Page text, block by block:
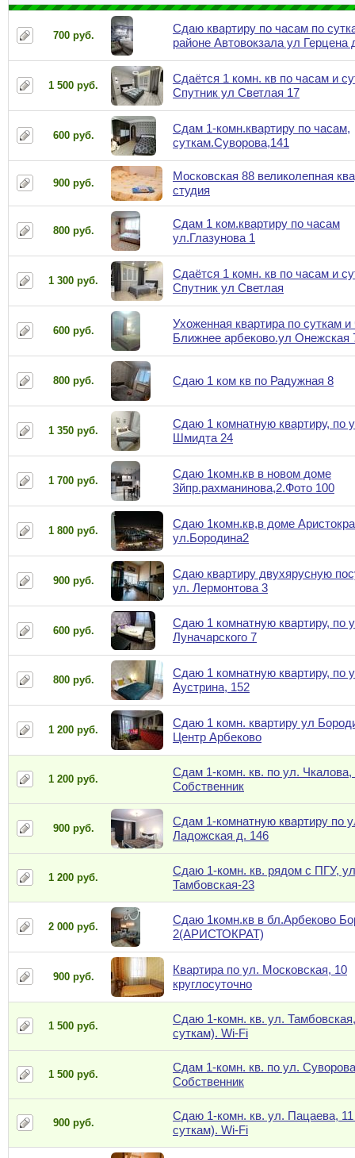
700 руб.
Сдаю квартиру по часам по
районе Автовокзала ул Герцена
1 500 руб.
Сдаётся 1 комн. кв по часам и
Спутник ул Светлая 17
600 руб.
Сдам 1-комн.квартиру по часам,
суткам.Суворова,141
900 руб.
Московская 88 великолепная
студия
800 руб.
Сдам 1 ком.квартиру по часам
ул.Глазунова 1
1 300 руб.
Сдаётся 1 комн. кв по часам и
Спутник ул Светлая
600 руб.
Ухоженная квартира по суткам
Ближнее арбеково.ул Онежская
800 руб. Сдаю 1 ком кв по Радужная 8
1 350 руб.
Сдаю 1 комнатную квартиру, по
Шмидта 24
1 700 руб.
Сдаю 1комн.кв в новом доме
3йпр.рахманинова,2.Фото 100
1 800 руб.
Сдаю 1комн.кв,в доме
ул.Бородина2
900 руб.
Сдаю квартиру двухярусную
ул. Лермонтова 3
600 руб.
Сдаю 1 комнатную квартиру, по
Луначарского 7
800 руб.
Сдаю 1 комнатную квартиру, по
Аустрина, 152
1 200 руб.
Сдаю 1 комн. квартиру ул
Центр Арбеково
1 200 руб.
Сдам 1-комн. кв. по ул. Чкалова,
Собственник
900 руб.
Сдам 1-комнатную квартиру по
Ладожская д. 146
1 200 руб.
Сдаю 1-комн. кв. рядом с ПГУ,
Тамбовская-23
2 000 руб.
Сдаю 1комн.кв в бл.Арбеково
2(АРИСТОКРАТ)
900 руб.
Квартира по ул. Московская, 10
круглосуточно
1 500 руб.
Сдаю 1-комн. кв. ул.
суткам). Wi-Fi
1 500 руб.
Сдам 1-комн. кв. по ул.
Собственник
900 руб.
Сдаю 1-комн. кв. ул. Пацаева,
суткам). Wi-Fi